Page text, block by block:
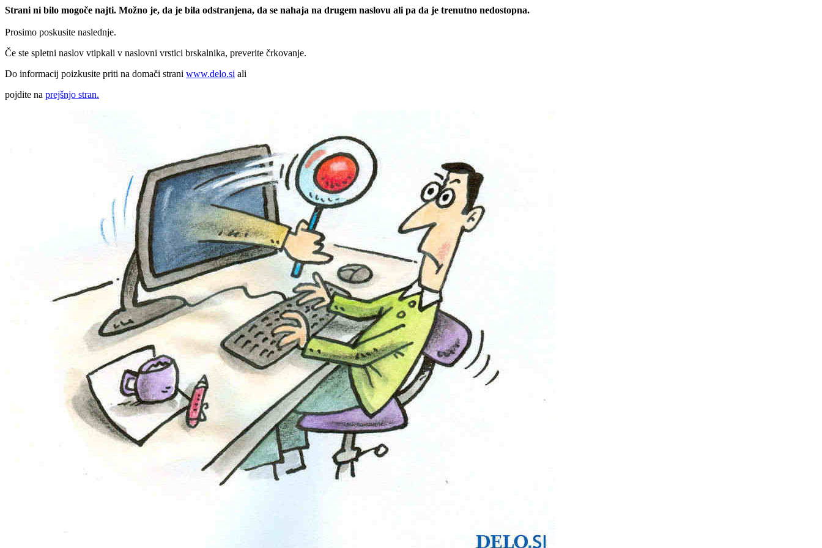
Strani ni bilo mogoče najti. Možno je, da je bila odstranjena, da se nahaja na drugem naslovu ali pa da je trenutno nedostopna.
Prosimo poskusite naslednje.
Če ste spletni naslov vtipkali v naslovni vrstici brskalnika, preverite črkovanje.
Do informacij poizkusite priti na domači strani www.delo.si ali
pojdite na prejšnjo stran.